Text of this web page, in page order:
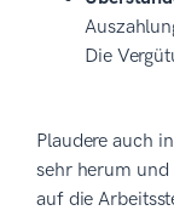
Die
Plaudere auch
sehr herum und
auf die